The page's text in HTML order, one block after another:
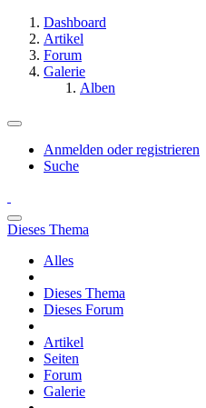
Dashboard
Artikel
Forum
Galerie
Alben
Anmelden oder registrieren
Suche
Dieses Thema
Alles
Dieses Thema
Dieses Forum
Artikel
Seiten
Forum
Galerie